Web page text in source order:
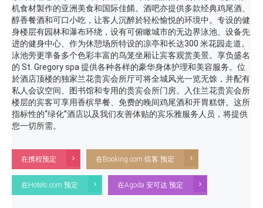
机食材製作的亚洲美食和国际佳餚。酒吧亦提供多款经典鸡尾酒、
醇香餐酒和可口小吃，让客人沉醉於轻松愉悦的环境中。专设的健
身楼层有园林和瀑布环绕，设有可俯瞰城市的无边界泳池、设备先
进的健身中心、作为休憩场所特设的凉亭和长达300 米花园走道。
泳池旁更準备多个色彩丰富的鸟笼坐厢让宾客观赏美景。享负盛名
的 St. Gregory spa 提供各种各样的豪华身体护理和美容服务。位
於酒店顶楼的独家兰花贵宾会所厅可将全城风光一览无馀，并配有
私人会议空间、图书馆和专用的贵宾会所门房。入住兰花贵宾会所
楼层的宾客可享用香槟早餐、免费的晚间鸡尾酒和开胃糕饼。这所
指标性的“绿化”酒店以及我们友善体贴的宾乐雅服务人员，将提供
您一切所需。
在携程预定 在Booking.com 缤客 预定
在Hotels.com 预定 在Agoda 安可达 预定